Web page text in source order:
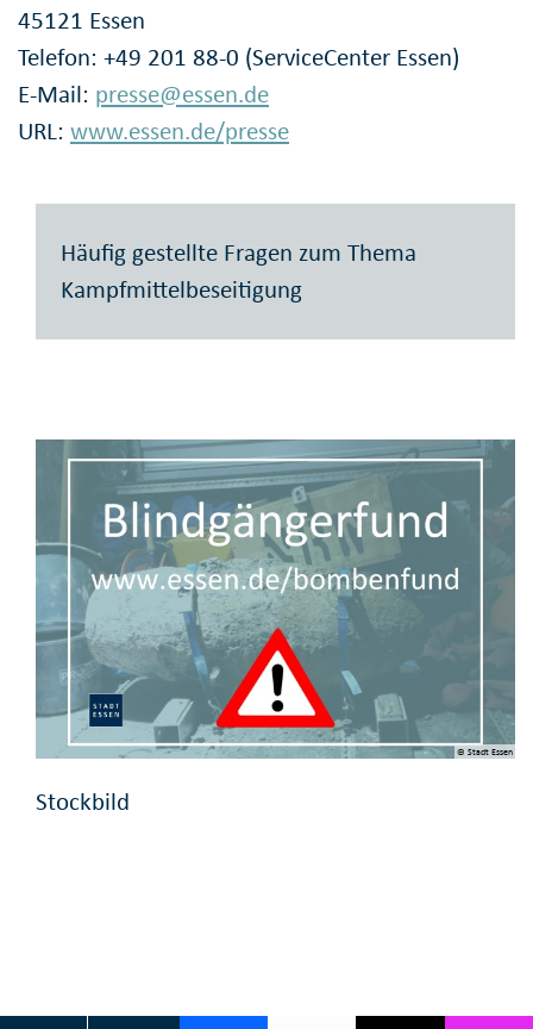
45121 Essen
Telefon: +49 201 88-0 (ServiceCenter Essen)
E-Mail: presse@essen.de
URL: www.essen.de/presse
Häufig gestellte Fragen zum Thema
Kampfmittelbeseitigung
© Stadt Essen
Stockbild